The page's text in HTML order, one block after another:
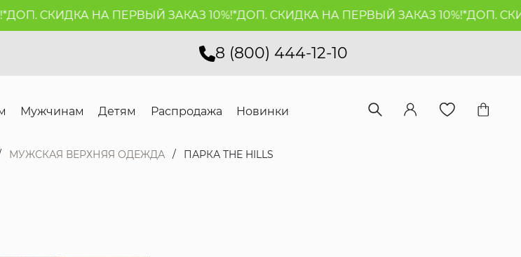
СКИДКА НА ПЕРВЫЙ ЗАКАЗ 10%!*ДОП. СКИДКА НА ПЕРВЫЙ ЗАКАЗ 10%!*ДОП.
8 (800) 444-12-10
Мужчинам Детям Распродажа Новинки
МУЖСКАЯ ВЕРХНЯЯ ОДЕЖДА ПАРКА THE HILLS